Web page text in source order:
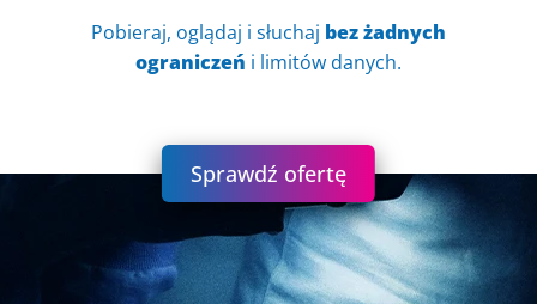
Pobieraj, oglądaj i słuchaj bez żadnych
ograniczeń i limitów danych.
Sprawdź ofertę